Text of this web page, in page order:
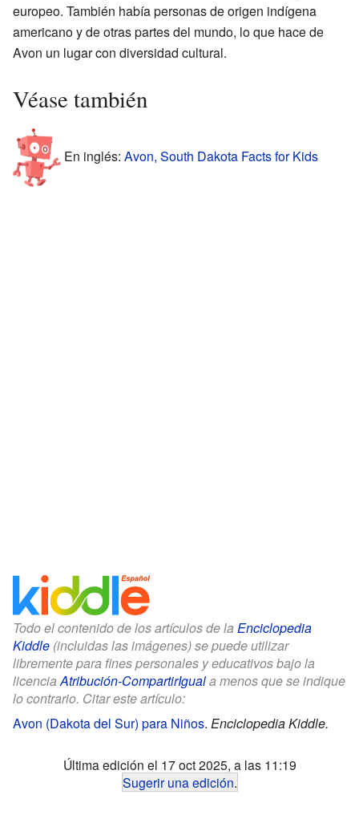
europeo. También había personas de origen indígena
americano y de otras partes del mundo, lo que hace de
Avon un lugar con diversidad cultural.
Véase también
En inglés: Avon, South Dakota Facts for Kids
Todo el contenido de los artículos de la Enciclopedia
Kiddle (incluidas las imágenes) se puede utilizar
libremente para fines personales y educativos bajo la
licenciaAtribución-CompartirIguala menos que se indique
lo contrario. Citar este artículo:
Avon (Dakota del Sur) para Niños. Enciclopedia Kiddle.
Última edición el 17 oct 2025, a las 11:19
Sugerir una edición.